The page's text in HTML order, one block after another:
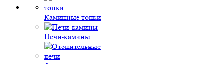
Каминные топки
Печи-камины